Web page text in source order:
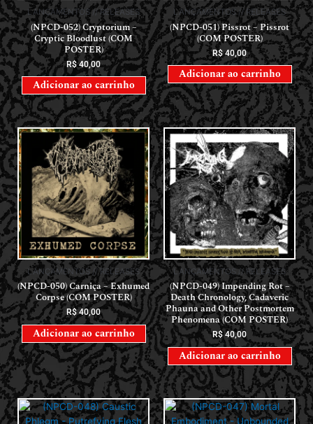
LANÇAMENTOS // RELEASES
(NPCD-052) Cryptorium –
Cryptic Bloodlust (COM
POSTER)
R$40,00
Adicionar ao carrinho
LANÇAMENTOS // RELEASES
(NPCD-051) Pissrot – Pissrot
(COM POSTER)
R$40,00
Adicionar ao carrinho
LANÇAMENTOS // RELEASES
(NPCD-050) Carniça – Exhumed
Corpse (COM POSTER)
R$40,00
Adicionar ao carrinho
LANÇAMENTOS // RELEASES
(NPCD-049) Impending Rot –
Death Chronology, Cadaveric
Phauna and Other Postmortem
Phenomena (COM POSTER)
R$ 40,00
Adicionar ao carrinho